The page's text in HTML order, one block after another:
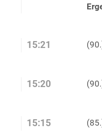
15:21
15:20
15:15